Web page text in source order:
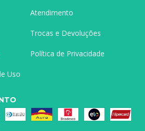
Atendimento
Trocas e Devoluções
Política de Privacidade
Uso